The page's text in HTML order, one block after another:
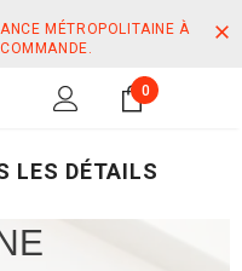
MÉTROPOLITAINE À
0
LES DÉTAILS